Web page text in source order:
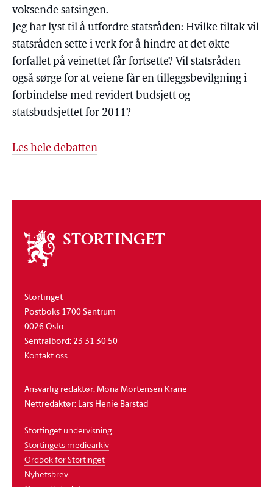
voksende satsingen.
Jeg har lyst til å utfordre statsråden: Hvilke tiltak vil
statsråden sette i verk for å hindre at det økte
forfallet på veinettet får fortsette? Vil statsråden
også sørge for at veiene får en tilleggsbevilgning i
forbindelse med revidert budsjett og
statsbudsjettet for 2011?
Les hele debatten
Om
stortinget
Stortinget
Postboks 1700 Sentrum
0026 Oslo
Sentralbord: 23 31 30 50
Kontakt oss
Ansvarlig redaktør: Mona Mortensen Krane
Nettredaktør: Lars Henie Barstad
Stortinget undervisning
Stortingets mediearkiv
Ordbok for Stortinget
Nyhetsbrev